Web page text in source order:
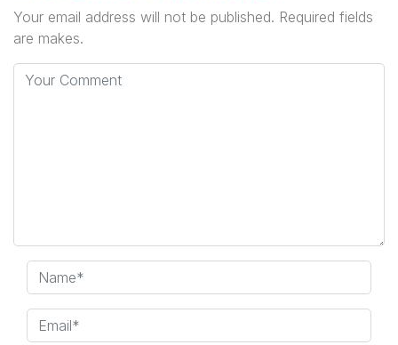
Your email address will not be published. Required fields
are makes.